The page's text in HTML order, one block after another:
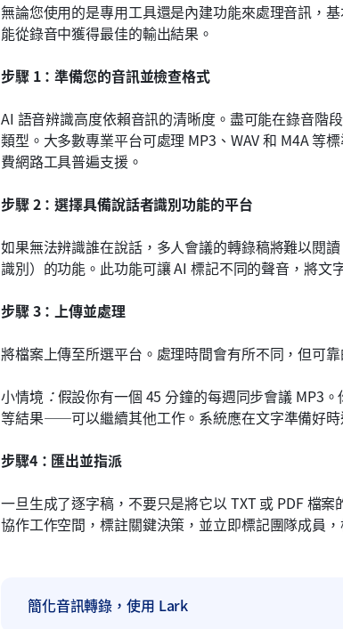
無論您使用的是專用工具還是內建功能來處理音訊，
能從錄音中獲得最佳的輸出結果。
步驟 1：準備您的音訊並檢查格式
AI 語音辨識高度依賴音訊的清晰度。盡可能在錄音階
類型。大多數專業平台可處理 MP3、WAV 和 M4A 等
費網路工具普遍支援。
步驟 2：選擇具備說話者識別功能的平台
如果無法辨識誰在說話，多人會議的轉錄稿將難以閱
識別）的功能。此功能可讓 AI 標記不同的聲音，將文
步驟 3：上傳並處理
將檔案上傳至所選平台。處理時間會有所不同，但可
小情境 ：假設你有一個 45 分鐘的每週同步會議 MP3
等結果——可以繼續其他工作。系統應在文字準備好時
步驟4：匯出並指派
一旦生成了逐字稿，不要只是將它以 TXT 或 PDF 檔
協作工作空間，標註關鍵決策，並立即標記團隊成員
簡化音訊轉錄，使用 Lark